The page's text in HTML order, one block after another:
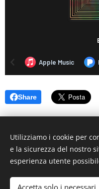
Share
© 2019
Email: info@artistionline.tv
Utilizziamo i cookie per
e la sicurezza del nostro
esperienza utente
Accetta solo i necessari